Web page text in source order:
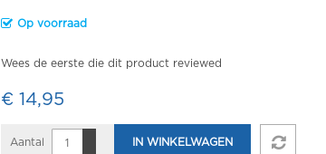
Op voorraad
Wees de eerste die dit product reviewed
€ 14,95
Aantal IN WINKELWAGEN